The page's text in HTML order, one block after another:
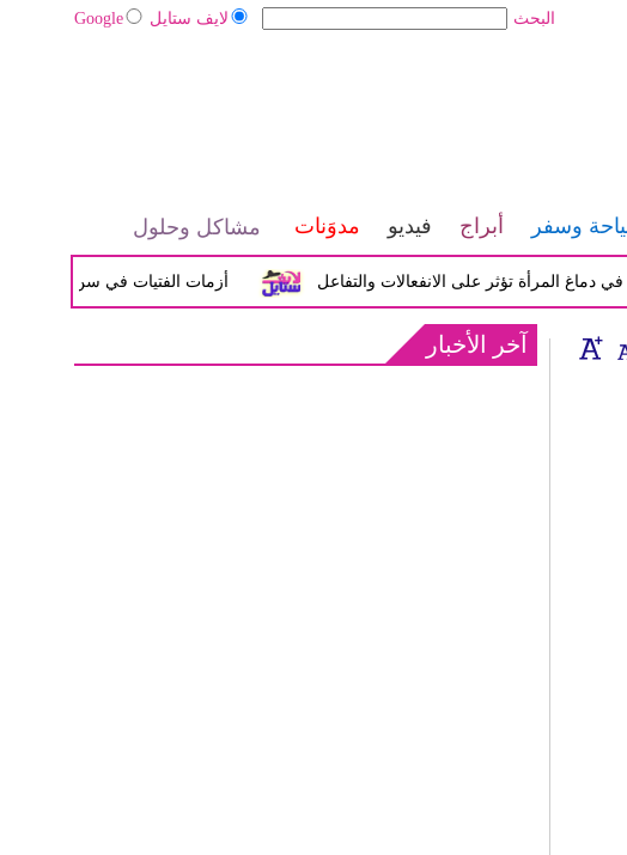
لايف ستايل Google البحث
وسفر أبراج فيديو مدوَنات مشاكل وحلول
أزمات الفتيات في سن المراهقة بين تؤثر على الانفعالات والتفاعل
آخر الأخبار